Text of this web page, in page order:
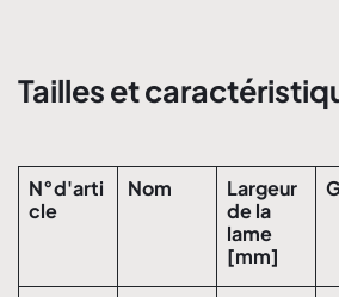
Tailles et
N°d'arti
cle
Nom
Largeur
de la
lame
[mm]